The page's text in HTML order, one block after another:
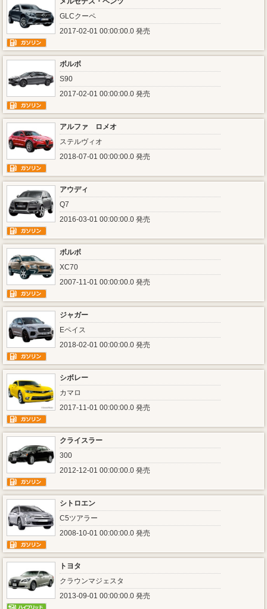
GLCクーペ
2017-02-01 00:00:00.0 発売
ボルボ
S90
2017-02-01 00:00:00.0 発売
アルファ ロメオ
ステルヴィオ
2018-07-01 00:00:00.0 発売
アウディ
Q7
2016-03-01 00:00:00.0 発売
ボルボ
XC70
2007-11-01 00:00:00.0 発売
ジャガー
Eペイス
2018-02-01 00:00:00.0 発売
シボレー
カマロ
2017-11-01 00:00:00.0 発売
クライスラー
300
2012-12-01 00:00:00.0 発売
シトロエン
C5ツアラー
2008-10-01 00:00:00.0 発売
トヨタ
クラウンマジェスタ
2013-09-01 00:00:00.0 発売